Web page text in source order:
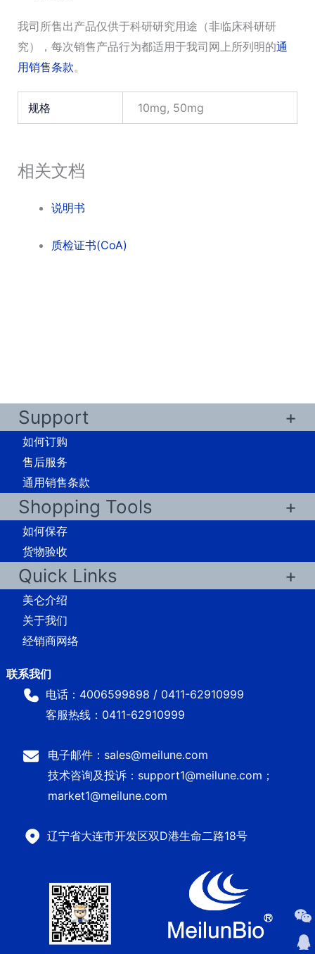
我司所售出产品仅供于科研研究用途（非临床科研研
究），每次销售产品行为都适用于我司网上所列明的通
用销售条款。
规格 10mg, 50mg
相关文档
说明书
质检证书(CoA)
Support
如何订购
售后服务
通用销售条款
Shopping Tools
如何保存
货物验收
Quick Links
美仑介绍
关于我们
经销商网络
电话：4006599898 / 0411-62910999
客服热线：0411-62910999
电子邮件：sales@meilune.com
技术咨询及投诉：support1@meilune.com；
market1@meilune.com
辽宁省大连市开发区双D港生命二路18号